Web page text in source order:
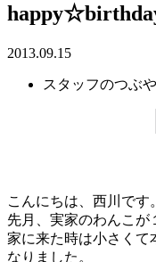
2013.09.15
スタッフのつぶ
こんにちは、西川です。
先月、実家のわんこが
家に来た時は小さくて
なりました。